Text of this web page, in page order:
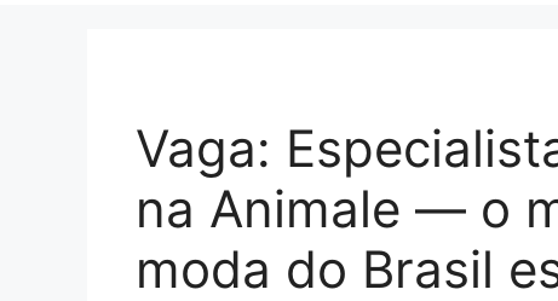
Vaga:
na Animale — o
moda do Brasil